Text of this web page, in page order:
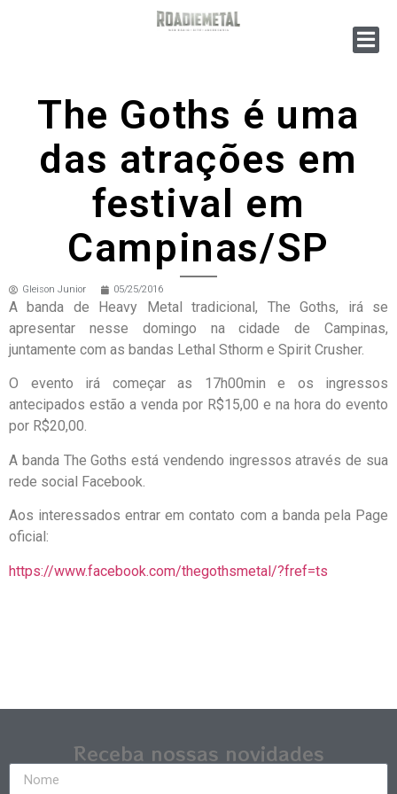
The Goths é uma
das atrações em
festival em
Campinas/SP
Gleison Junior 05/25/2016
A banda de Heavy Metal tradicional, The Goths, irá se
apresentar nesse domingo na cidade de Campinas,
juntamente com as bandas Lethal Sthorm e Spirit Crusher.
O evento irá começar as 17h00min e os ingressos
antecipados estão a venda por R$15,00 e na hora do evento
por R$20,00.
A banda The Goths está vendendo ingressos através de sua
rede social Facebook.
Aos interessados entrar em contato com a banda pela Page
oficial:
https://www.facebook.com/thegothsmetal/?fref=ts
Receba nossas novidades